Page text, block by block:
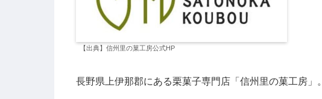
【出典】信州里の菓工房公式HP
長野県上伊那郡にある栗菓子専門店「信州里の菓工房」。